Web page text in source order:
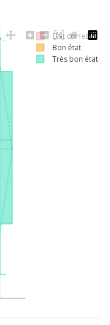
Etat correct
Bon état
Très bon état